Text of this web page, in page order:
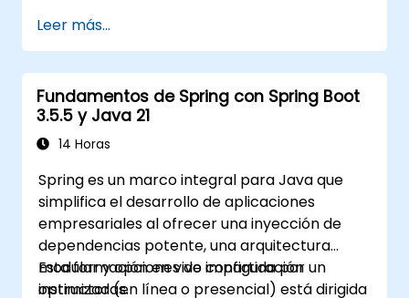
Servidor React y Funciones de Borde.
Implementar buenas prácticas para
optimizar el rendimiento, la escalabilidad
y el SEO.
Diagnosticar y resolver eficazmente los
problemas comunes en aplicaciones
Leer más...
Fundamentos de Spring con Spring Boot
3.5.5 y Java 21
14 Horas
Spring es un marco integral para Java que
simplifica el desarrollo de aplicaciones
empresariales al ofrecer una inyección de
dependencias potente, una arquitectura
modular y opciones de configuración
optimizadas.
Esta formación en vivo impartida por un
instructor (en línea o presencial) está dirigida